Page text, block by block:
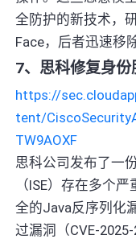
全防护的新技术，
Face，后者迅速移
7、思科修复身份
https://
tent/
TW9AOXF
思科公司发布了一
（ISE）存在多个
全的Java反序列化
过漏洞（CVE-